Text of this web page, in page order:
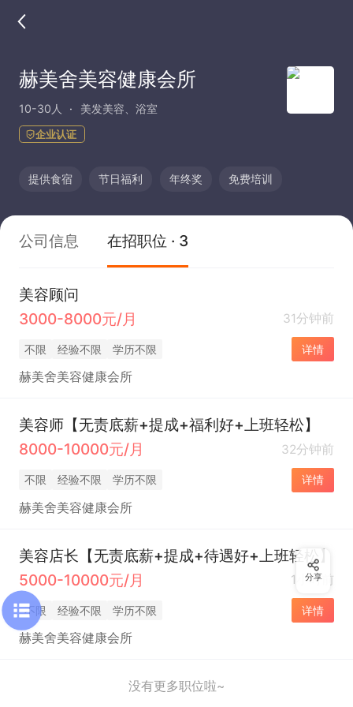
赫美舍美容健康会所
10-30人 美发美容、浴室
企业认证
提供食宿 节日福利 年终奖 免费培训
公司信息 在招职位 · 3
美容顾问
3000-8000元/月
31分钟前
不限 经验不限 学历不限 详情
赫美舍美容健康会所
美容师【无责底薪+提成+福利好+上班轻松】
8000-10000元/月
32分钟前
不限 经验不限 学历不限 详情
赫美舍美容健康会所
美容店长【无责底薪+提成+待遇好+上班轻松】
5000-10000元/月
1小时前
不限 经验不限 学历不限 详情
赫美舍美容健康会所
没有更多职位啦~
分享